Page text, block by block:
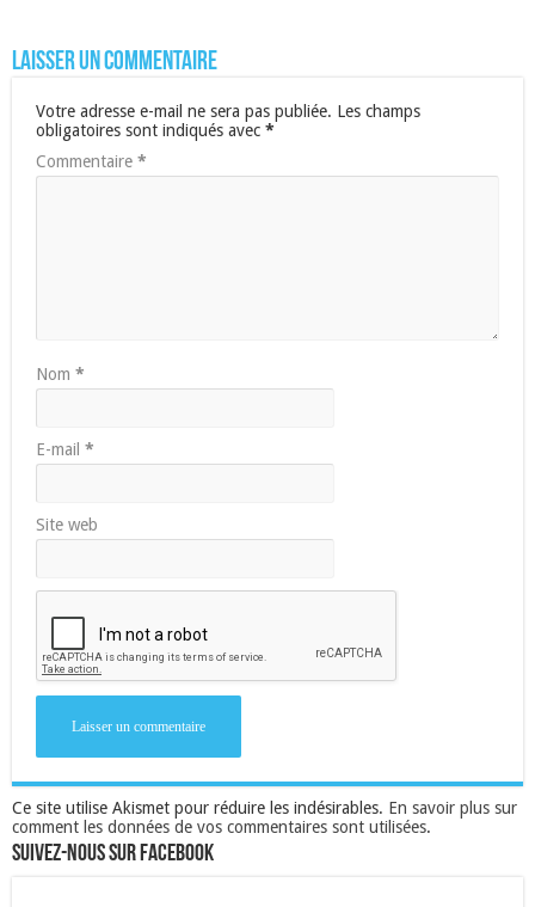
Laisser un commentaire
Votre adresse e-mail ne sera pas publiée. Les champs
obligatoires sont indiqués avec *
Commentaire *
Nom *
E-mail *
Site web
Ce site utilise Akismet pour réduire les indésirables. En savoir plus sur
comment les données de vos commentaires sont utilisées.
Suivez-nous sur Facebook